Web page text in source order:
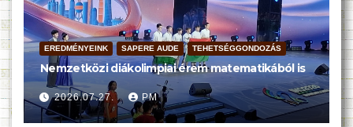
EREDMÉNYEINK SAPERE AUDE TEHETSÉGGONDOZÁS
Nemzetközi diákolimpiai érem matematikából is
2026.07.27. PM